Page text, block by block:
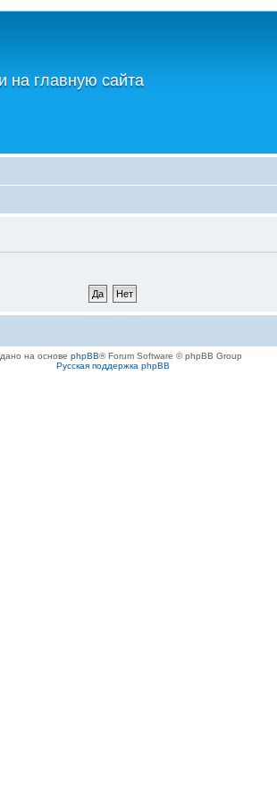
на главную сайта
на основе phpBB® Forum Software © phpBB Group
Русская поддержка phpBB